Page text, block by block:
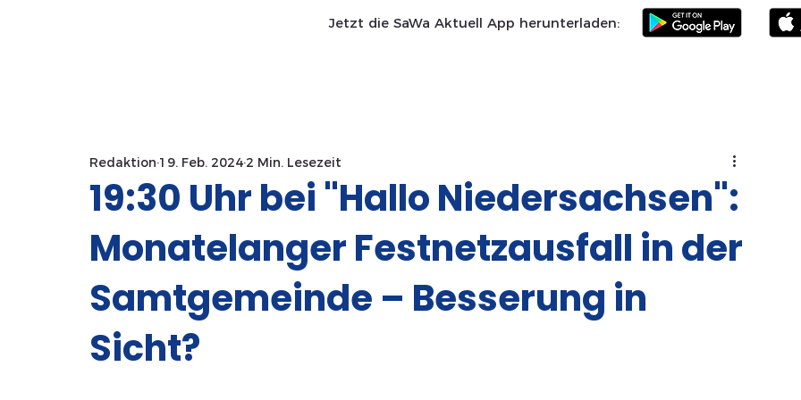
Jetzt die SaWa Aktuell App herunterladen:
19:30 Uhr bei "Hallo Niedersachsen":
Monatelanger Festnetzausfall in der
Samtgemeinde – Besserung in
Sicht?
Redaktion 19. Feb. 2024 2 Min. Lesezeit